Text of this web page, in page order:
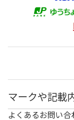
マークや記載
よくあるお問い合